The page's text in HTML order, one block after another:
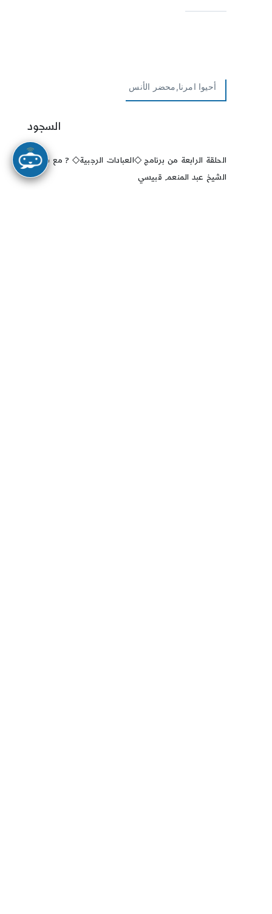
أحيوا امرنا,محضر الأنس
السجود
الحلقة الرابعة من برنامج ◇العبادات الرجبية◇ ?️ مع فضيلة
الشيخ عبد المنعم قبيسي